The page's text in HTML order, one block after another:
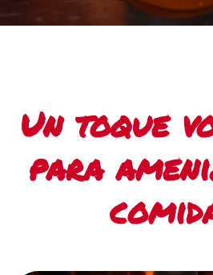
Un toque
para